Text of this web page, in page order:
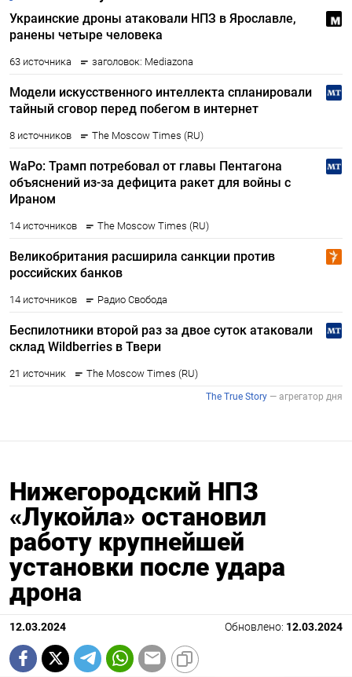
Нижегородский НПЗ
«Лукойла» остановил
работу крупнейшей
установки после удара
дрона
12.03.2024 Обновлено: 12.03.2024